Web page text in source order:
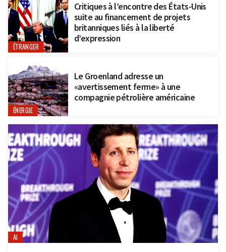
ÉTRANGER
Critiques à l’encontre des États-Unis
suite au financement de projets
britanniques liés à la liberté
d’expression
ÉNERGIE
Le Groenland adresse un
«avertissement ferme» à une
compagnie pétrolière américaine
AI